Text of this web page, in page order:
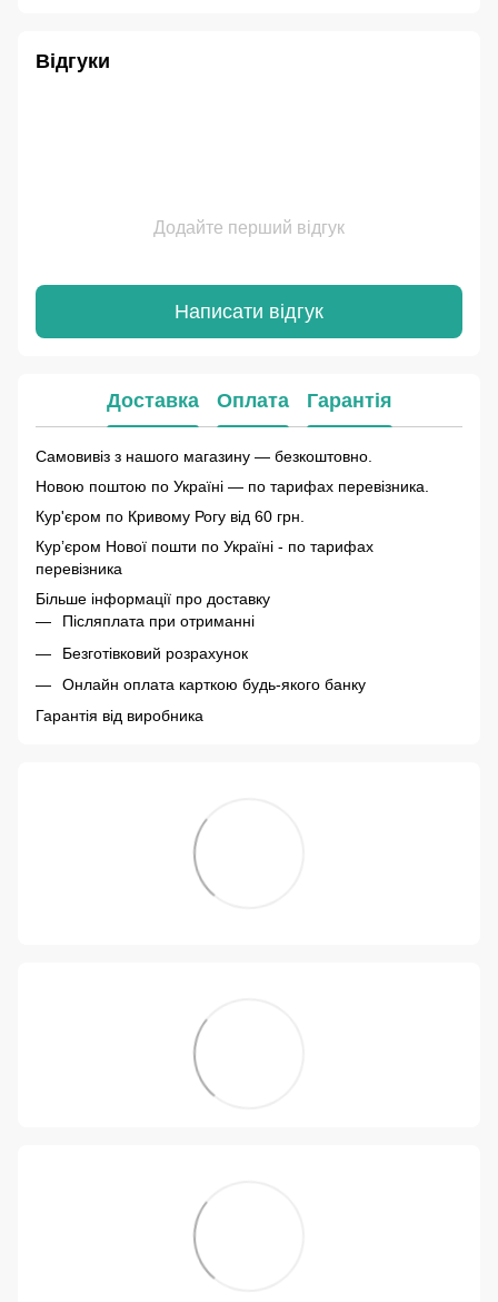
Відгуки
Додайте перший відгук
Написати відгук
Доставка Оплата Гарантія
Самовивіз з нашого магазину — безкоштовно.
Новою поштою по Україні — по тарифах перевізника.
Кур'єром по Кривому Рогу від 60 грн.
Курʼєром Нової пошти по Україні - по тарифах
перевізника
Більше інформації про доставку
Післяплата при отриманні
Безготівковий розрахунок
Онлайн оплата карткою будь-якого банку
Гарантія від виробника